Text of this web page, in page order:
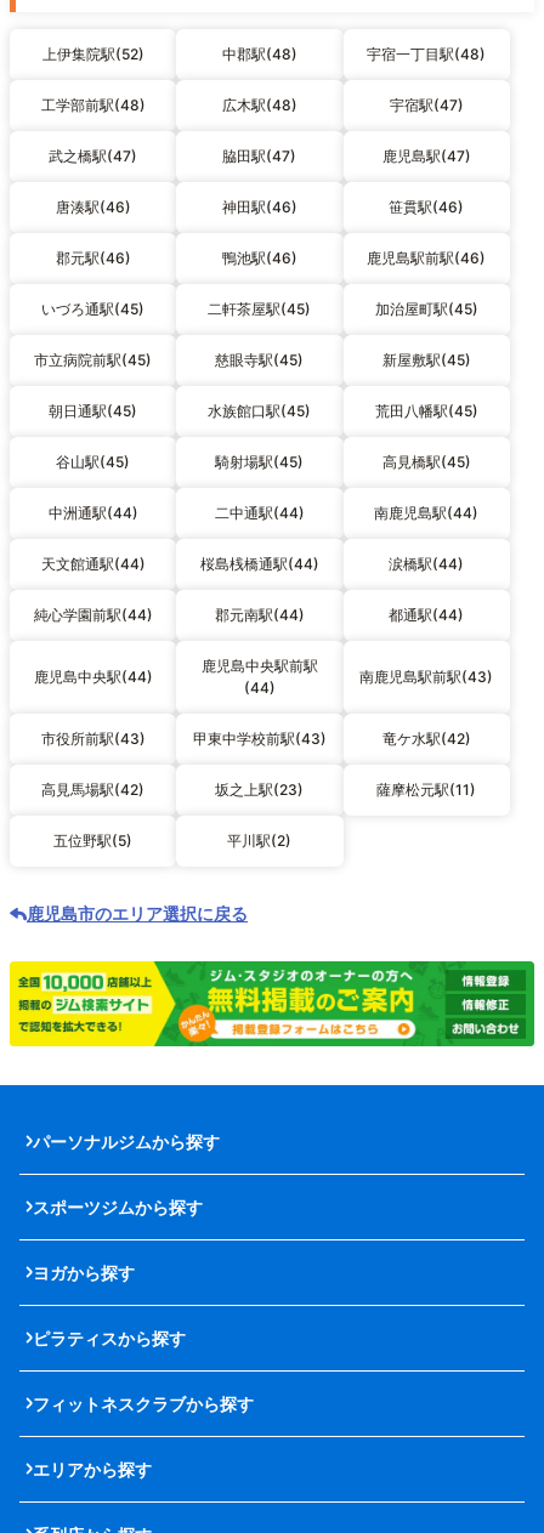
上伊集院駅(52) 中郡駅(48) 宇宿一丁目駅(48)
工学部前駅(48) 広木駅(48) 宇宿駅(47)
武之橋駅(47) 脇田駅(47) 鹿児島駅(47)
唐湊駅(46) 神田駅(46) 笹貫駅(46)
郡元駅(46) 鴨池駅(46) 鹿児島駅前駅(46)
いづろ通駅(45) 二軒茶屋駅(45) 加治屋町駅(45)
市立病院前駅(45) 慈眼寺駅(45) 新屋敷駅(45)
朝日通駅(45) 水族館口駅(45) 荒田八幡駅(45)
谷山駅(45) 騎射場駅(45) 高見橋駅(45)
中洲通駅(44) 二中通駅(44) 南鹿児島駅(44)
天文館通駅(44) 桜島桟橋通駅(44) 涙橋駅(44)
純心学園前駅(44) 郡元南駅(44) 都通駅(44)
鹿児島中央駅(44)
鹿児島中央駅前駅
(44)
南鹿児島駅前駅(43)
市役所前駅(43) 甲東中学校前駅(43) 竜ケ水駅(42)
高見馬場駅(42) 坂之上駅(23) 薩摩松元駅(11)
五位野駅(5) 平川駅(2)
鹿児島市のエリア選択に戻る
パーソナルジムから探す
スポーツジムから探す
ヨガから探す
ピラティスから探す
フィットネスクラブから探す
エリアから探す